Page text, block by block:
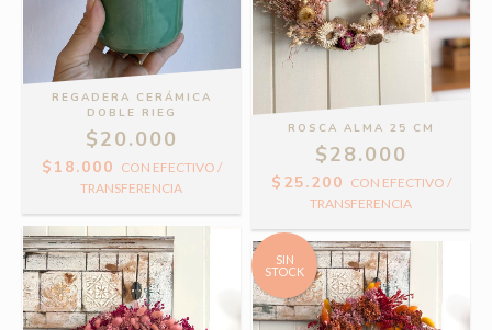
REGADERA CERÁMICA
DOBLE RIEG
$20.000
$18.000 CON EFECTIVO /
TRANSFERENCIA
ROSCA ALMA 25 CM
$28.000
$25.200 CON EFECTIVO /
TRANSFERENCIA
SIN
STOCK